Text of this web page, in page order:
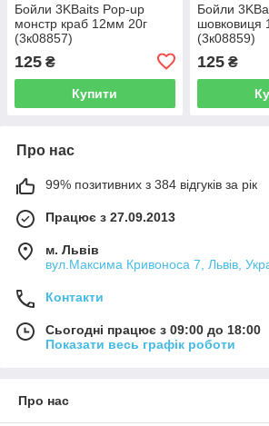
Бойли 3KBaits Pop-up
монстр краб 12мм 20г
(3к08857)
125 ₴
Купити
Бойли
шовковиця
(3к08859)
125₴
Про нас
99% позитивних з 384 відгуків за рік
Працює з 27.09.2013
м. Львів
вул.Максима Кривоноса 7, Львів,
Контакти
Сьогодні працює з 09:00 до 18:00
Показати весь графік роботи
Про нас